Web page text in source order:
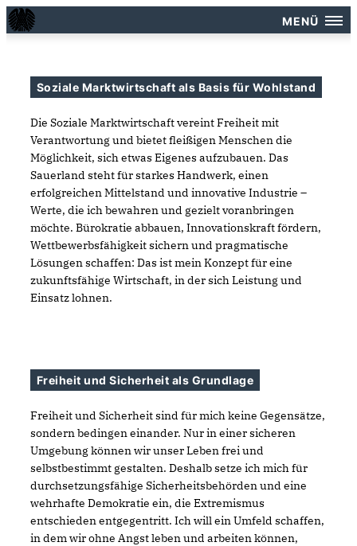
MENÜ
Soziale Marktwirtschaft als Basis für Wohlstand
Die Soziale Marktwirtschaft vereint Freiheit mit
Verantwortung und bietet fleißigen Menschen die
Möglichkeit, sich etwas Eigenes aufzubauen. Das
Sauerland steht für starkes Handwerk, einen
erfolgreichen Mittelstand und innovative Industrie –
Werte, die ich bewahren und gezielt voranbringen
möchte. Bürokratie abbauen, Innovationskraft fördern,
Wettbewerbsfähigkeit sichern und pragmatische
Lösungen schaffen: Das ist mein Konzept für eine
zukunftsfähige Wirtschaft, in der sich Leistung und
Einsatz lohnen.
Freiheit und Sicherheit als Grundlage
Freiheit und Sicherheit sind für mich keine Gegensätze,
sondern bedingen einander. Nur in einer sicheren
Umgebung können wir unser Leben frei und
selbstbestimmt gestalten. Deshalb setze ich mich für
durchsetzungsfähige Sicherheitsbehörden und eine
wehrhafte Demokratie ein, die Extremismus
entschieden entgegentritt. Ich will ein Umfeld schaffen,
in dem wir ohne Angst leben und arbeiten können,